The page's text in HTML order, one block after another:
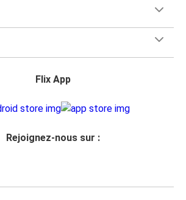
Flix App
Rejoignez-nous sur :